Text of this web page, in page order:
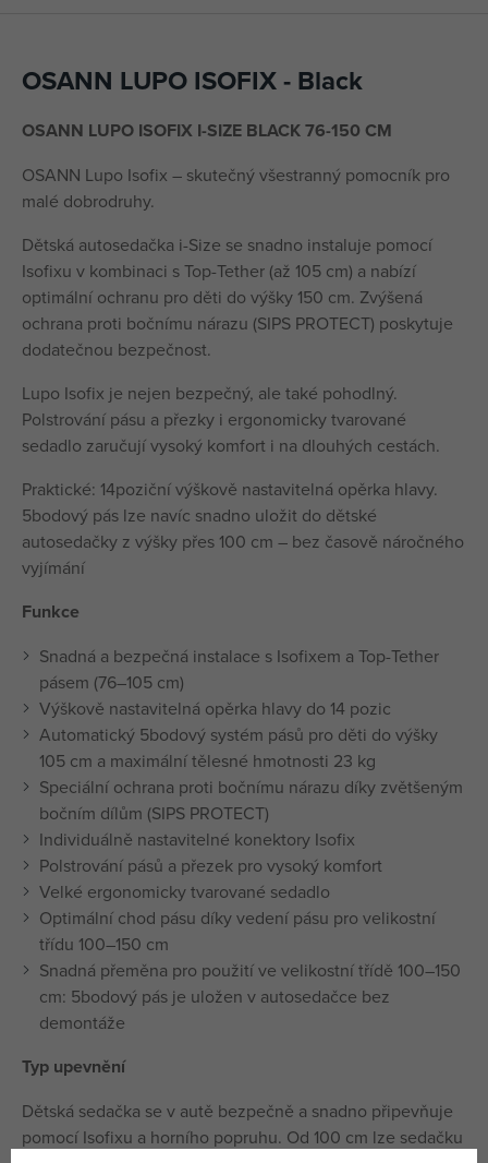
OSANN LUPO ISOFIX - Black
OSANN LUPO ISOFIX I-SIZE BLACK 76-150 CM
OSANN Lupo Isofix – skutečný všestranný pomocník pro
malé dobrodruhy.
Dětská autosedačka i-Size se snadno instaluje pomocí
Isofixu v kombinaci s Top-Tether (až 105 cm) a nabízí
optimální ochranu pro děti do výšky 150 cm. Zvýšená
ochrana proti bočnímu nárazu (SIPS PROTECT) poskytuje
dodatečnou bezpečnost.
Lupo Isofix je nejen bezpečný, ale také pohodlný.
Polstrování pásu a přezky i ergonomicky tvarované
sedadlo zaručují vysoký komfort i na dlouhých cestách.
Praktické: 14poziční výškově nastavitelná opěrka hlavy.
5bodový pás lze navíc snadno uložit do dětské
autosedačky z výšky přes 100 cm – bez časově náročného
vyjímání
Funkce
Snadná a bezpečná instalace s Isofixem a Top-Tether
pásem (76–105 cm)
Výškově nastavitelná opěrka hlavy do 14 pozic
Automatický 5bodový systém pásů pro děti do výšky
105 cm a maximální tělesné hmotnosti 23 kg
Speciální ochrana proti bočnímu nárazu díky zvětšeným
bočním dílům (SIPS PROTECT)
Individuálně nastavitelné konektory Isofix
Polstrování pásů a přezek pro vysoký komfort
Velké ergonomicky tvarované sedadlo
Optimální chod pásu díky vedení pásu pro velikostní
třídu 100–150 cm
Snadná přeměna pro použití ve velikostní třídě 100–150
cm: 5bodový pás je uložen v autosedačce bez
demontáže
Typ upevnění
Dětská sedačka se v autě bezpečně a snadno připevňuje
pomocí Isofixu a horního popruhu. Od 100 cm lze sedačku